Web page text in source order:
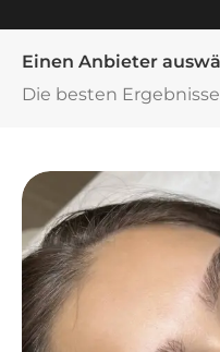
Einen Anbieter
Die besten